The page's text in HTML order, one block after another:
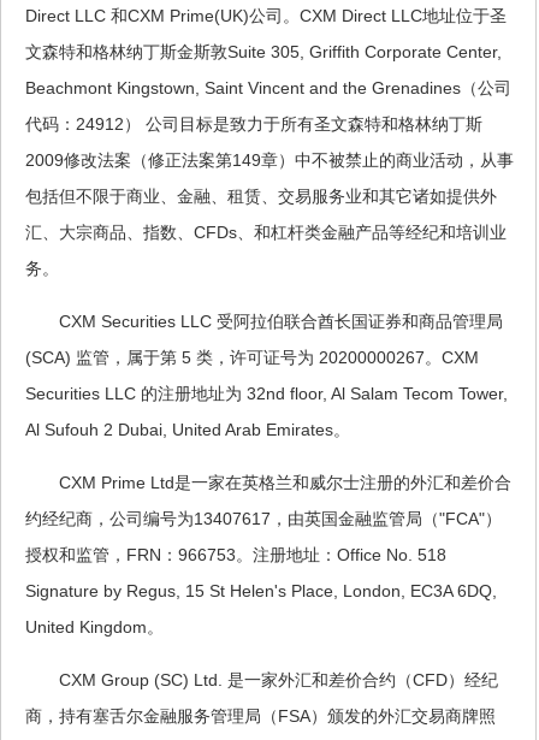
Direct LLC 和CXM Prime(UK)公司。CXM Direct LLC地址位于圣
文森特和格林纳丁斯金斯敦Suite 305, Griffith Corporate Center,
Beachmont Kingstown, Saint Vincent and the Grenadines（公司
代码：24912） 公司目标是致力于所有圣文森特和格林纳丁斯
2009修改法案（修正法案第149章）中不被禁止的商业活动，从事
包括但不限于商业、金融、租赁、交易服务业和其它诸如提供外
汇、大宗商品、指数、CFDs、和杠杆类金融产品等经纪和培训业
务。
CXM Securities LLC 受阿拉伯联合酋长国证券和商品管理局
(SCA) 监管，属于第 5 类，许可证号为 20200000267。CXM
Securities LLC 的注册地址为 32nd floor, Al Salam Tecom Tower,
Al Sufouh 2 Dubai, United Arab Emirates。
CXM Prime Ltd是一家在英格兰和威尔士注册的外汇和差价合
约经纪商，公司编号为13407617，由英国金融监管局（"FCA"）
授权和监管，FRN：966753。注册地址：Office No. 518
Signature by Regus, 15 St Helen's Place, London, EC3A 6DQ,
United Kingdom。
CXM Group (SC) Ltd. 是一家外汇和差价合约（CFD）经纪
商，持有塞舌尔金融服务管理局（FSA）颁发的外汇交易商牌照